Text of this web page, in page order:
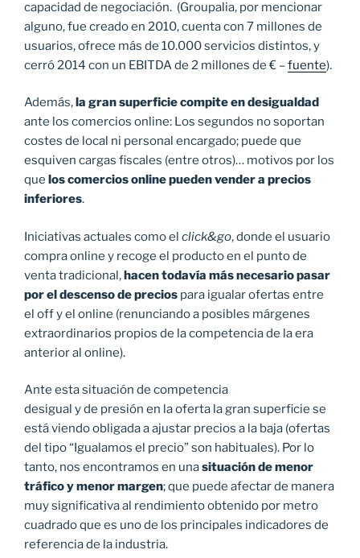
capacidad de negociación. (Groupalia, por mencionar
alguno, fue creado en 2010, cuenta con 7 millones de
usuarios, ofrece más de 10.000 servicios distintos, y
cerró 2014 con un EBITDA de 2 millones de € –fuente).
Además, la gran superficie compite en desigualdad
ante los comercios online: Los segundos no soportan
costes de local ni personal encargado; puede que
esquiven cargas fiscales (entre otros)… motivos por los
que los comercios online pueden vender a precios
inferiores.
Iniciativas actuales como el click&go, donde el usuario
compra online y recoge el producto en el punto de
venta tradicional,hacen todavía más necesario pasar
por el descenso de precios para igualar ofertas entre
el off y el online (renunciando a posibles márgenes
extraordinarios propios de la competencia de la era
anterior al online).
Ante esta situación de competencia
desigual y de presión en la oferta la gran superficie se
está viendo obligada a ajustar precios a la baja (ofertas
del tipo “Igualamos el precio” son habituales). Por lo
tanto, nos encontramos en unasituación de menor
tráfico y menor margen; que puede afectar de manera
muy significativa al rendimiento obtenido por metro
cuadrado que es uno de los principales indicadores de
referencia de la industria.